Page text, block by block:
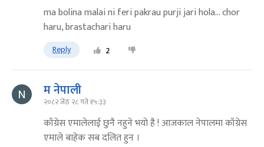
ma bolina malai ni feri pakrau purji jari hola... chor
haru, brastachari haru
Reply 2
म नेपाली
२०८२ जेठ २८ गते १५:३३
काँग्रेस एमालेलाई छुनै नहुने भयो है ! आजकाल नेपालमा काँग्रेस
एमाले बाहेक सब दलित हुन ।